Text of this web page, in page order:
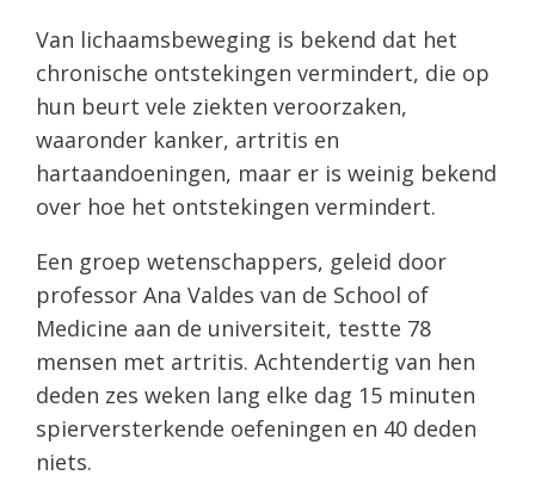
Van lichaamsbeweging is bekend dat het
chronische ontstekingen vermindert, die op
hun beurt vele ziekten veroorzaken,
waaronder kanker, artritis en
hartaandoeningen, maar er is weinig bekend
over hoe het ontstekingen vermindert.
Een groep wetenschappers, geleid door
professor Ana Valdes van de School of
Medicine aan de universiteit, testte 78
mensen met artritis. Achtendertig van hen
deden zes weken lang elke dag 15 minuten
spierversterkende oefeningen en 40 deden
niets.